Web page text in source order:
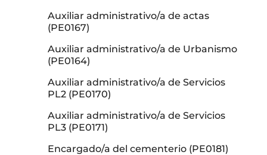
Auxiliar administrativo/a de actas
(PE0167)
Auxiliar administrativo/a de Urbanismo
(PE0164)
Auxiliar administrativo/a de Servicios
PL2 (PE0170)
Auxiliar administrativo/a de Servicios
PL3 (PE0171)
Encargado/a del cementerio (PE0181)